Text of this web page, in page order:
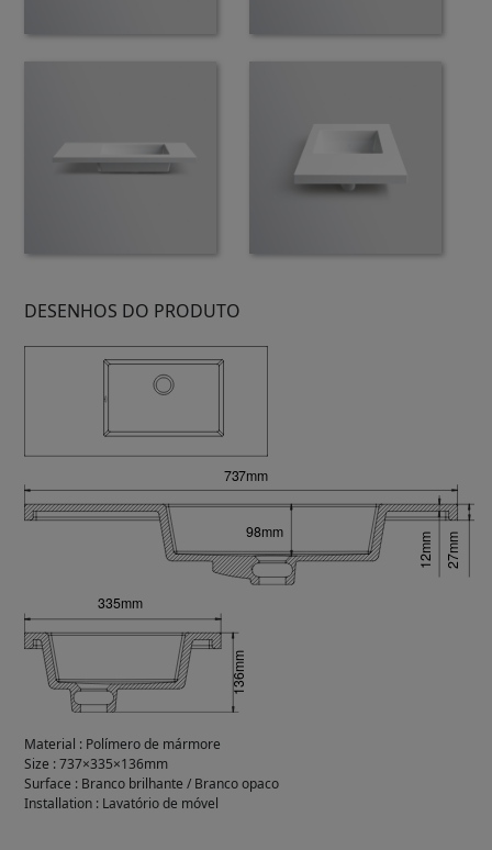
DESENHOS DO PRODUTO
Material : Polímero de mármore
Size :737×335×136mm
Surface : Branco brilhante / Branco opaco
Installation : Lavatório de móvel